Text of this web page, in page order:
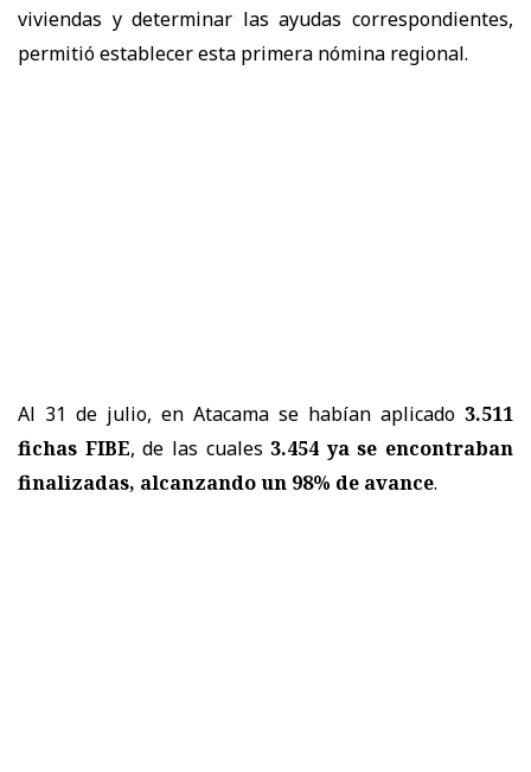
viviendas y determinar las ayudas correspondientes,
permitió establecer esta primera nómina regional.
Al 31 de julio, en Atacama se habían aplicado 3.511
fichas FIBE, de las cuales 3.454 ya se encontraban
finalizadas, alcanzando un 98% de avance.